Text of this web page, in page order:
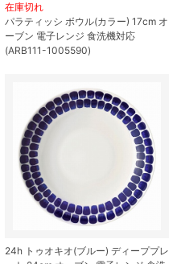
在庫切れ
パラティッシ ボウル(カラー) 17cm オ
ーブン 電子レンジ 食洗機対応
(ARB111-1005590)
24h トゥオキオ(ブルー) ディーププレ